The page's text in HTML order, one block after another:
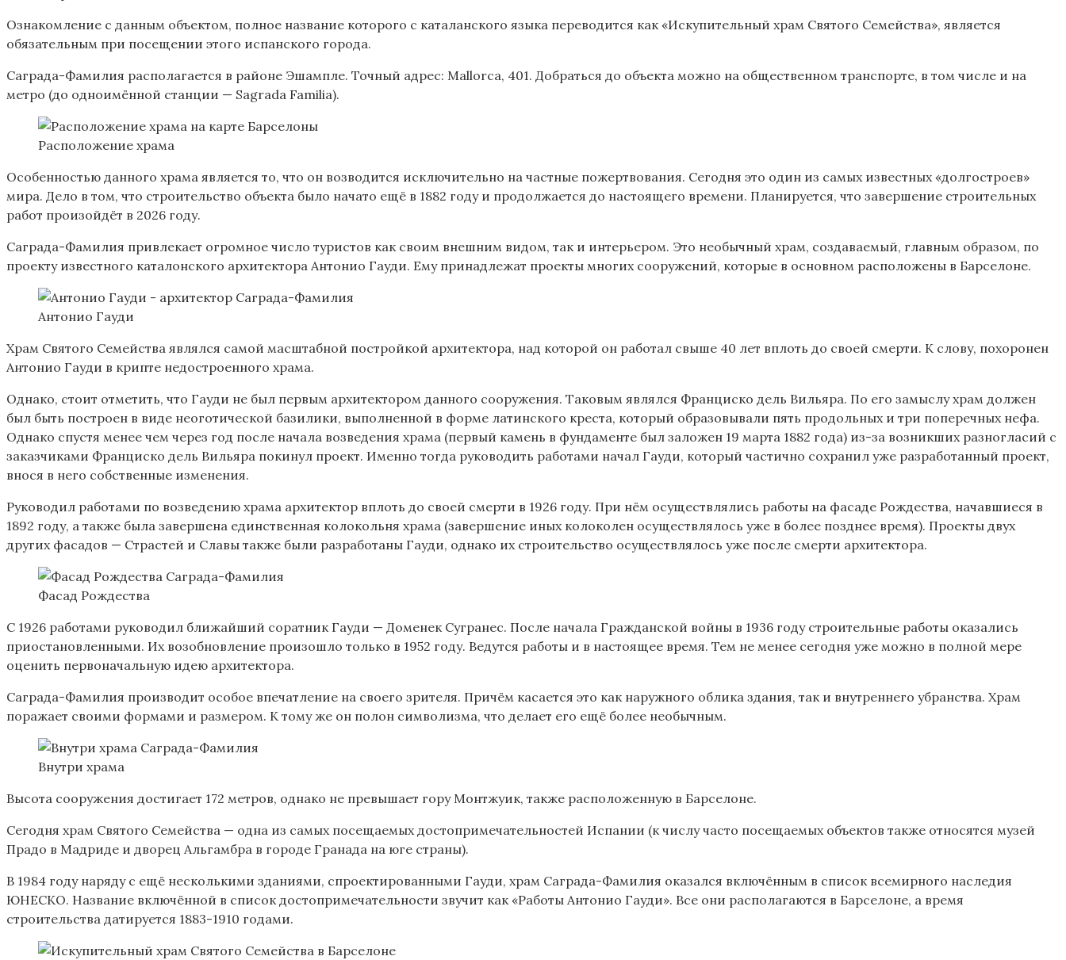
Ознакомление с данным объектом, полное название которого с каталанского языка переводится как «Искупительный храм Святого Семейства», является
обязательным при посещении этого испанского города.
Саграда-Фамилия располагается в районе Эшампле. Точный адрес: Mallorca, 401. Добраться до объекта можно на общественном транспорте, в том числе и на
метро (до одноимённой станции — Sagrada Familia).
Расположение храма
Особенностью данного храма является то, что он возводится исключительно на частные пожертвования. Сегодня это один из самых известных «долгостроев»
мира. Дело в том, что строительство объекта было начато ещё в 1882 году и продолжается до настоящего времени. Планируется, что завершение строительных
работ произойдёт в 2026 году.
Саграда-Фамилия привлекает огромное число туристов как своим внешним видом, так и интерьером. Это необычный храм, создаваемый, главным образом, по
проекту известного каталонского архитектора Антонио Гауди. Ему принадлежат проекты многих сооружений, которые в основном расположены в Барселоне.
Антонио Гауди
Храм Святого Семейства являлся самой масштабной постройкой архитектора, над которой он работал свыше 40 лет вплоть до своей смерти. К слову, похоронен
Антонио Гауди в крипте недостроенного храма.
Однако, стоит отметить, что Гауди не был первым архитектором данного сооружения. Таковым являлся Франциско дель Вильяра. По его замыслу храм должен
был быть построен в виде неоготической базилики, выполненной в форме латинского креста, который образовывали пять продольных и три поперечных нефа.
Однако спустя менее чем через год после начала возведения храма (первый камень в фундаменте был заложен 19 марта 1882 года) из-за возникших разногласий с
заказчиками Франциско дель Вильяра покинул проект. Именно тогда руководить работами начал Гауди, который частично сохранил уже разработанный проект,
внося в него собственные изменения.
Руководил работами по возведению храма архитектор вплоть до своей смерти в 1926 году. При нём осуществлялись работы на фасаде Рождества, начавшиеся в
1892 году, а также была завершена единственная колокольня храма (завершение иных колоколен осуществлялось уже в более позднее время). Проекты двух
других фасадов — Страстей и Славы также были разработаны Гауди, однако их строительство осуществлялось уже после смерти архитектора.
Фасад Рождества
С 1926 работами руководил ближайший соратник Гауди — Доменек Сугранес. После начала Гражданской войны в 1936 году строительные работы оказались
приостановленными. Их возобновление произошло только в 1952 году. Ведутся работы и в настоящее время. Тем не менее сегодня уже можно в полной мере
оценить первоначальную идею архитектора.
Саграда-Фамилия производит особое впечатление на своего зрителя. Причём касается это как наружного облика здания, так и внутреннего убранства. Храм
поражает своими формами и размером. К тому же он полон символизма, что делает его ещё более необычным.
Внутри храма
Высота сооружения достигает 172 метров, однако не превышает гору Монтжуик, также расположенную в Барселоне.
Сегодня храм Святого Семейства — одна из самых посещаемых достопримечательностей Испании (к числу часто посещаемых объектов также относятся музей
Прадо в Мадриде и дворец Альгамбра в городе Гранада на юге страны).
В 1984 году наряду с ещё несколькими зданиями, спроектированными Гауди, храм Саграда-Фамилия оказался включённым в список всемирного наследия
ЮНЕСКО. Название включённой в список достопримечательности звучит как «Работы Антонио Гауди». Все они располагаются в Барселоне, а время
строительства датируется 1883-1910 годами.